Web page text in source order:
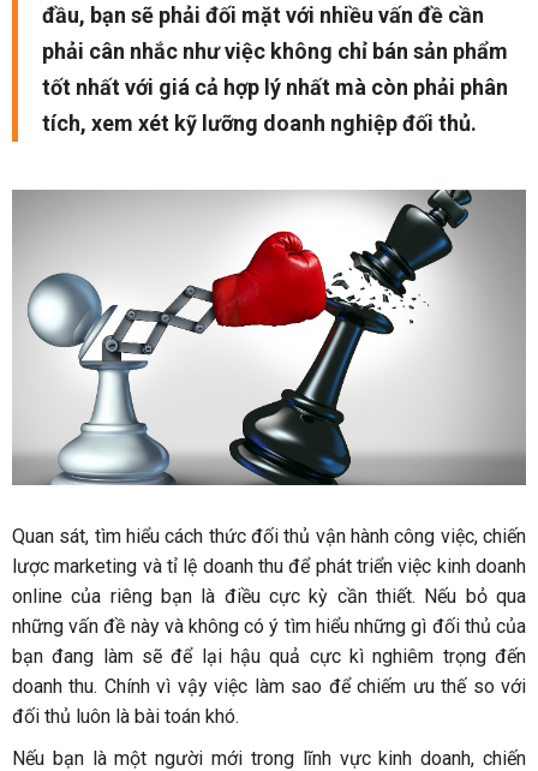
đầu, bạn sẽ phải đối mặt với nhiều vấn đề cần
phải cân nhắc như việc không chỉ bán sản phẩm
tốt nhất với giá cả hợp lý nhất mà còn phải phân
tích, xem xét kỹ lưỡng doanh nghiệp đối thủ.
Quan sát, tìm hiểu cách thức đối thủ vận hành công việc, chiến
lược marketing và tỉ lệ doanh thu để phát triển việc kinh doanh
online của riêng bạn là điều cực kỳ cần thiết. Nếu bỏ qua
những vấn đề này và không có ý tìm hiểu những gì đối thủ của
bạn đang làm sẽ để lại hậu quả cực kì nghiêm trọng đến
doanh thu. Chính vì vậy việc làm sao để chiếm ưu thế so với
đối thủ luôn là bài toán khó.
Nếu bạn là một người mới trong lĩnh vực kinh doanh, chiến